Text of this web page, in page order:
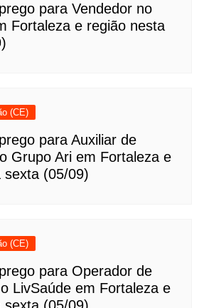
para Vendedor no
Fortaleza e região nesta
(CE)
para Auxiliar de
Grupo Ari em Fortaleza e
sexta (05/09)
(CE)
para Operador de
LivSaúde em Fortaleza e